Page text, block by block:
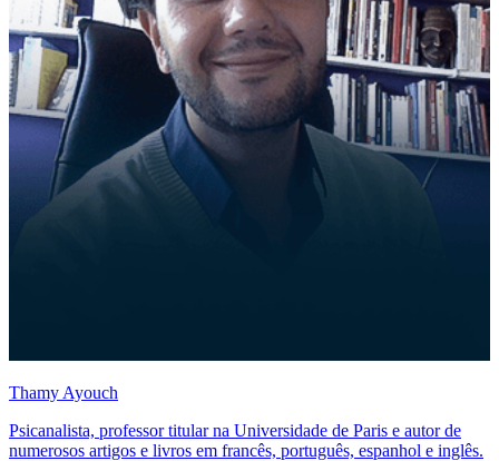
Thamy Ayouch
Psicanalista, professor titular na Universidade de Paris e autor de
numerosos artigos e livros em francês, português, espanhol e inglês.